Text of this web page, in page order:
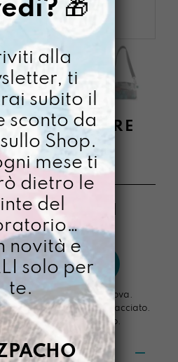
14 x 24 x 6cm ]
laboratorio di Padova.
pacco sempre tracciato.
superiore ai 100 euro.
🎁
alla
ti
subito il
sconto da
Shop.
mese ti
dietro le
del
novità e
solo per
te.